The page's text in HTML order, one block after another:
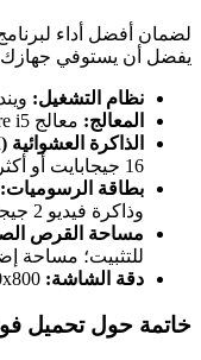
يفضل أن يستوفي جهازك
نظام التشغيل: ويندوز 10 (إصدار
المعالج: معالج Intel® Core i5 أو ما يعادله (يفضل i7 أو أحدث).
الذاكرة العشوائية (RAM):
16 جيجابايت أو أكثر للتصميمات المعقدة.
بطاقة الرسوميات:
وذاكرة فيديو 2 جيجابايت (يوصى بـ 4 جيجابايت أو أكثر).
مساحة القرص
للتثبيت؛ مساحة
دقة الشاشة:
خاتمة حول تحميل